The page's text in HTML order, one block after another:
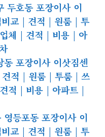
두호동 포장이사 이
교 | 견적 | 원룸 | 투
체 | 견적 | 비용 | 아
포장이사 이삿짐센
적 | 원룸 | 투룸 | 쓰
적 | 비용 | 아파트 |
등포동 포장이사 이
교 | 견적 | 원룸 | 투